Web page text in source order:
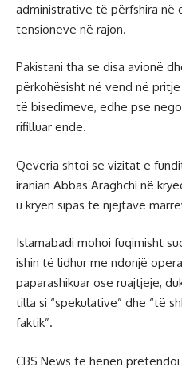
administrative të përfshira në
tensioneve në rajon.
Pakistani tha se disa avionë
përkohësisht në vend në
të bisedimeve, edhe pse
rifilluar ende.
Qeveria shtoi se vizitat e
iranian Abbas Araghchi në
u kryen sipas të njëjtave
Islamabadi mohoi fuqimisht
ishin të lidhur me ndonjë
paparashikuar ose ruajtjeje,
tilla si “spekulative” dhe “të
faktik”.
CBS News të hënën